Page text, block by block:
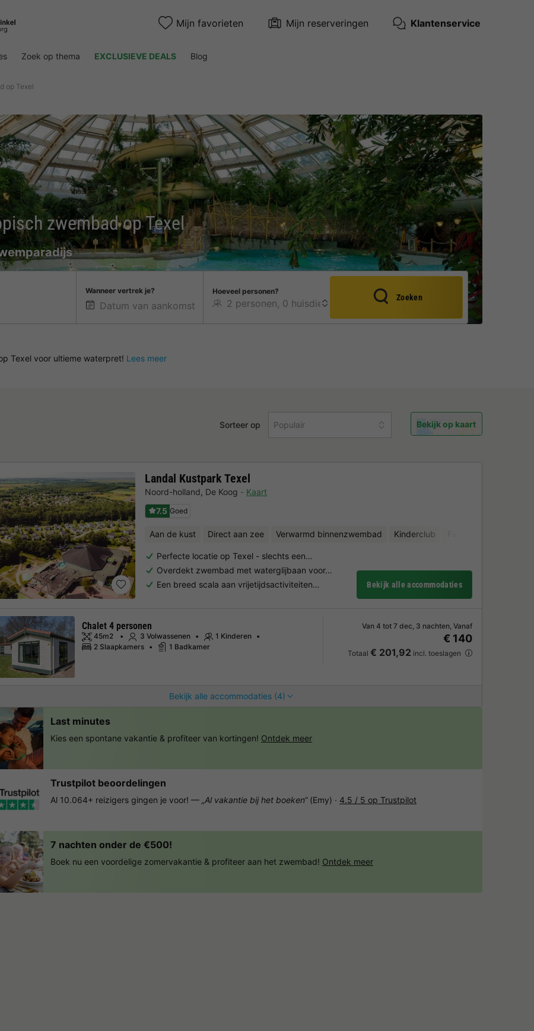
Mijn favorieten Mijn reserveringen Klantenservice
Zoek op thema EXCLUSIEVE DEALS Blog
op Texel
zwembad op Texel
Wanneer vertrek je? Hoeveel personen?
Zoeken
Texel voor ultieme waterpret! Lees meer
Sorteer op Populair Bekijk op kaart
Landal Kustpark Texel
Noord-holland, De Koog
Kaart
7.5 Goed
Aan de kust Direct aan zee Verwarmd binnenzwembad Kinderclub
Perfecte locatie op Texel - slechts een…
Overdekt zwembad met waterglijbaan voor…
Een breed scala aan vrijetijdsactiviteiten…
Bekijk alle accommodaties
Bekijk alle accommodaties (4)
Chalet 4 personen
45m2 3 Volwassenen
1 Kinderen
2 Slaapkamers
1 Badkamer
Van 4 tot 7 dec, 3 nachten, Vanaf
€ 140
Totaal € 201,92 incl. toeslagen
Last minutes
Kies een spontane vakantie & profiteer van kortingen! Ontdek meer
Trustpilot beoordelingen
Al 10.064+ reizigers gingen je voor! — „Al vakantie bij het boeken“(Emy) · 4.5 / 5 op Trustpilot
7 nachten onder de €500!
Boek nu een voordelige zomervakantie & profiteer aan het zwembad! Ontdek meer